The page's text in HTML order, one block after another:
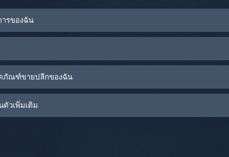
รของฉัน
ภัณฑ์ขายปลีกของฉัน
ตัวเพิ่มเติม